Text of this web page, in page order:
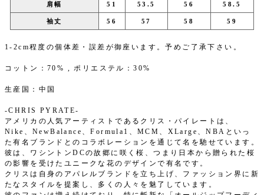
肩幅 51 53.5 56 58.5
袖丈 56 57 58 59
1-2cm程度の個体差・誤差が御座います。予めご了承下さい。
コットン：70% , ポリエステル：30%
生産国：中国
-CHRIS PYRATE-
アメリカの人気アーティストであるクリス・パイレートは、
Nike、NewBalance、Formula1、MCM、XLarge、NBAといっ
た有名ブランドとのコラボレーションを通じて名を馳せています。
彼は、ワシントンDCの故郷に咲く桜、つまり日本から贈られた桜
の影響を受けたユニークな花のデザインで有名です。
クリスは自身のアパレルブランドを立ち上げ、ファッション界に新
たなスタイルを提案し、多くの人々を魅了しています。